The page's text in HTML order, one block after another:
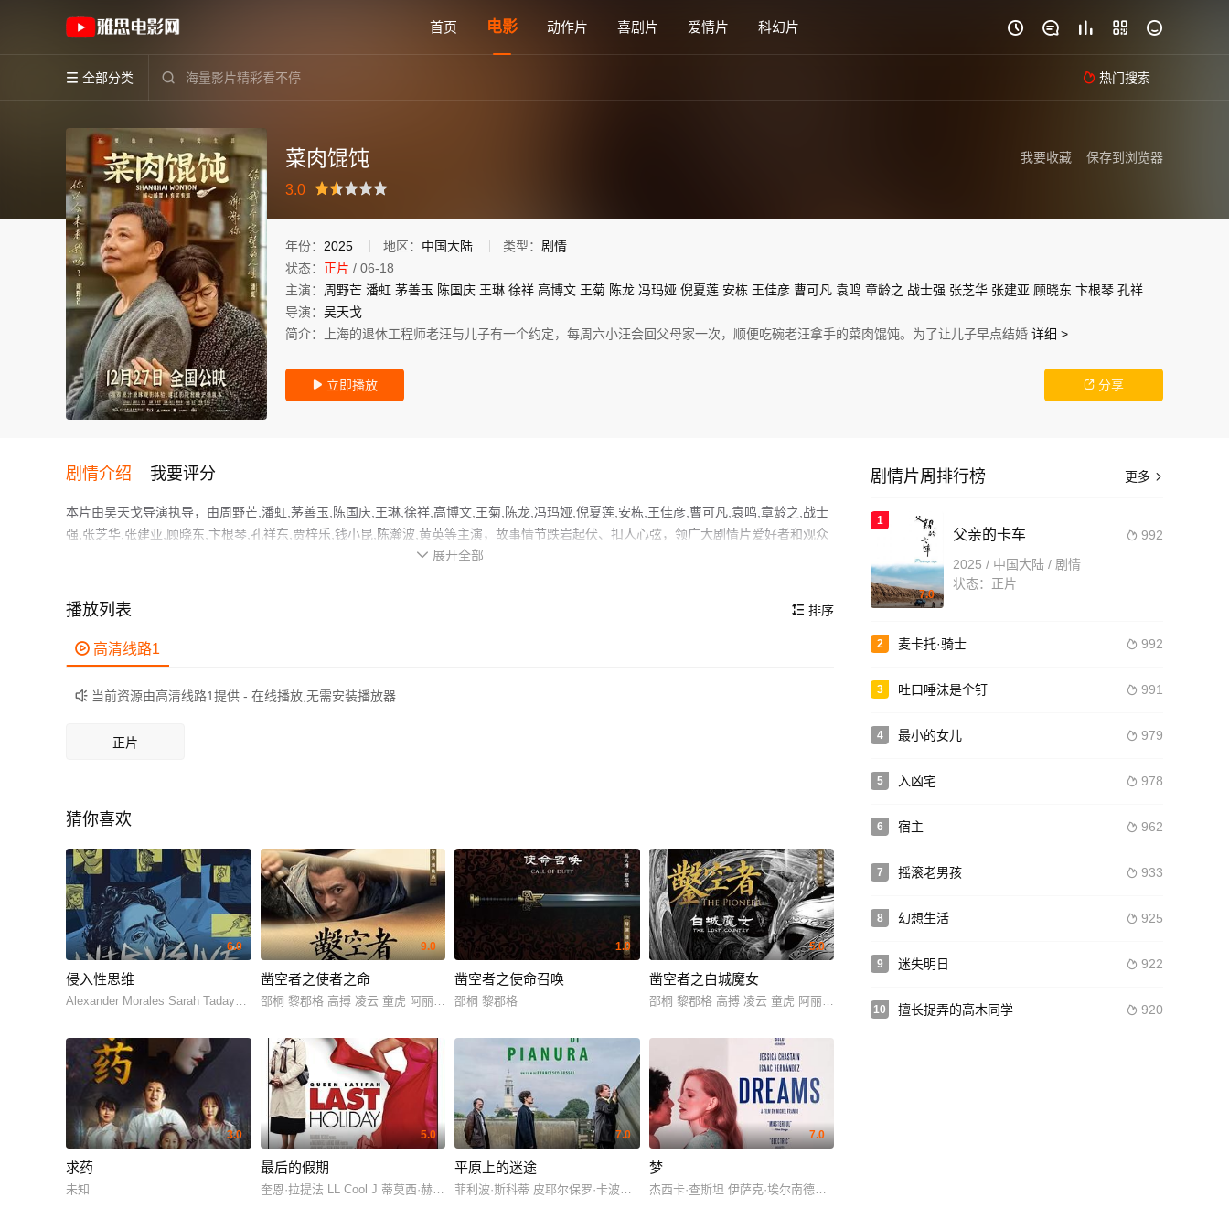
首页 电影 动作片 喜剧片 爱情片 科幻片     
 全部分类   热门搜索
《菜肉馄饨》(2025)中国大陆普通话高清电影免费在线观看 - 雅思电影网
保存到浏览器
我要收藏
菜肉馄饨
3.0
很差 较差还行 推荐力荐
年份： 2025 地区： 中国大陆 类型： 剧情
状态： 正片 / 06-18
主演： 周野芒 潘虹 茅善玉 陈国庆 王琳 徐祥 高博文 王菊 陈龙 冯玛娅 倪夏莲 安栋 王佳彦 曹可凡 袁鸣 章龄之 战士强 张芝华 张建亚 顾晓东 卞根琴 孔祥东
导演： 吴天戈
简介：
上海的退休工程师老汪与儿子有一个约定，每周六小汪会回父母家一次，顺便吃碗老汪拿手的菜肉馄饨。为了让儿子早点结婚 详细 >
 立即播放  分享
剧情介绍 我要评分
本片由吴天戈导演执导，由周野芒,潘虹,茅善玉,陈国庆,王琳,徐祥,高博文,王菊,陈龙,冯玛娅,倪夏莲,安栋,王佳彦,曹可凡,袁鸣,章龄之,战士
强,张芝华,张建亚,顾晓东,卞根琴,孔祥东,贾梓乐,钱小昆,陈瀚波,黄英等主演，故事情节跌岩起伏、扣人心弦，领广大剧情片爱好者和观众
在爱人素娟的启发下，决定自己去公园相亲角为儿子物色一名婚恋对象。在相亲角，老汪结识了老金、美琴、阿芳等人，自己也无意中卷
入了一场始料未及的情感漩涡之中。
作为一部 上映的剧情电影，在当期同类题材影片中具有一定的看点，在演员表现和剧情架构上也都有不错的亮点，剧情紧凑，角色塑造
鲜明，适合喜欢剧情类电影的观众观看。
 展开全部
 排序
播放列表
 高清线路1
 当前资源由高清线路1提供 - 在线播放,无需安装播放器
正片
猜你喜欢
6.0
侵入性思维
Alexander Morales Sarah Tadayon Angela Barber Robert Arthur Perez Jeff Deglow Shahrad Fredotti Brian James O'Connell
9.0
凿空者之使者之命
邵桐 黎郡格 高搏 凌云 童虎 阿丽玛
1.0
凿空者之使命召唤
邵桐 黎郡格
5.0
凿空者之白城魔女
邵桐 黎郡格 高搏 凌云 童虎 阿丽玛
3.0
求药
未知
5.0
最后的假期
奎恩·拉提法 LL Cool J 蒂莫西·赫顿 吉安卡罗·埃斯波西托 艾丽西亚·维特 热拉尔·德帕迪约 简·亚当斯 Michel Estime Susan Kellermann 加斯查·华盛顿 马特·罗斯 兰吉特·乔杜里 迈克尔
7.0
平原上的迷途
菲利波·斯科蒂 皮耶尔保罗·卡波维拉 罗伯托·西特兰 安德里亚·彭纳基 塞尔吉奥·罗马诺
7.0
梦
杰西卡·查斯坦 伊萨克·埃尔南德斯 鲁伯特·弗兰德 马绍尔·贝尔 埃利希奥·梅兰德斯 梅赛德斯·埃尔南德斯 吉
更多 
剧情片周排行榜
1
7.0
 992
父亲的卡车
2025 / 中国大陆 / 剧情
状态：正片
2  992
麦卡托·骑士
3  991
吐口唾沫是个钉
4  979
最小的女儿
5  978
入凶宅
6  962
宿主
7  933
摇滚老男孩
8  925
幻想生活
9  922
迷失明日
10  920
擅长捉弄的高木同学